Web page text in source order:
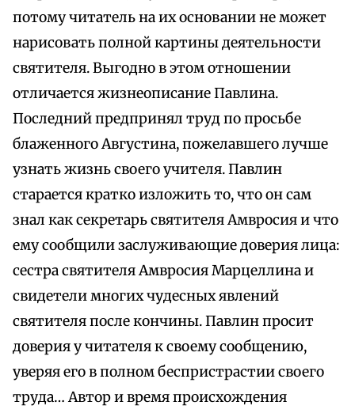
потому читатель на их основании не может
нарисовать полной картины деятельности
святителя. Выгодно в этом отношении
отличается жизнеописание Павлина.
Последний предпринял труд по просьбе
блаженного Августина, пожелавшего лучше
узнать жизнь своего учителя. Павлин
старается кратко изложить то, что он сам
знал как секретарь святителя Амвросия и что
ему сообщили заслуживающие доверия лица:
сестра святителя Амвросия Марцеллина и
свидетели многих чудесных явлений
святителя после кончины. Павлин просит
доверия у читателя к своему сообщению,
уверяя его в полном беспристрастии своего
труда… Автор и время происхождения